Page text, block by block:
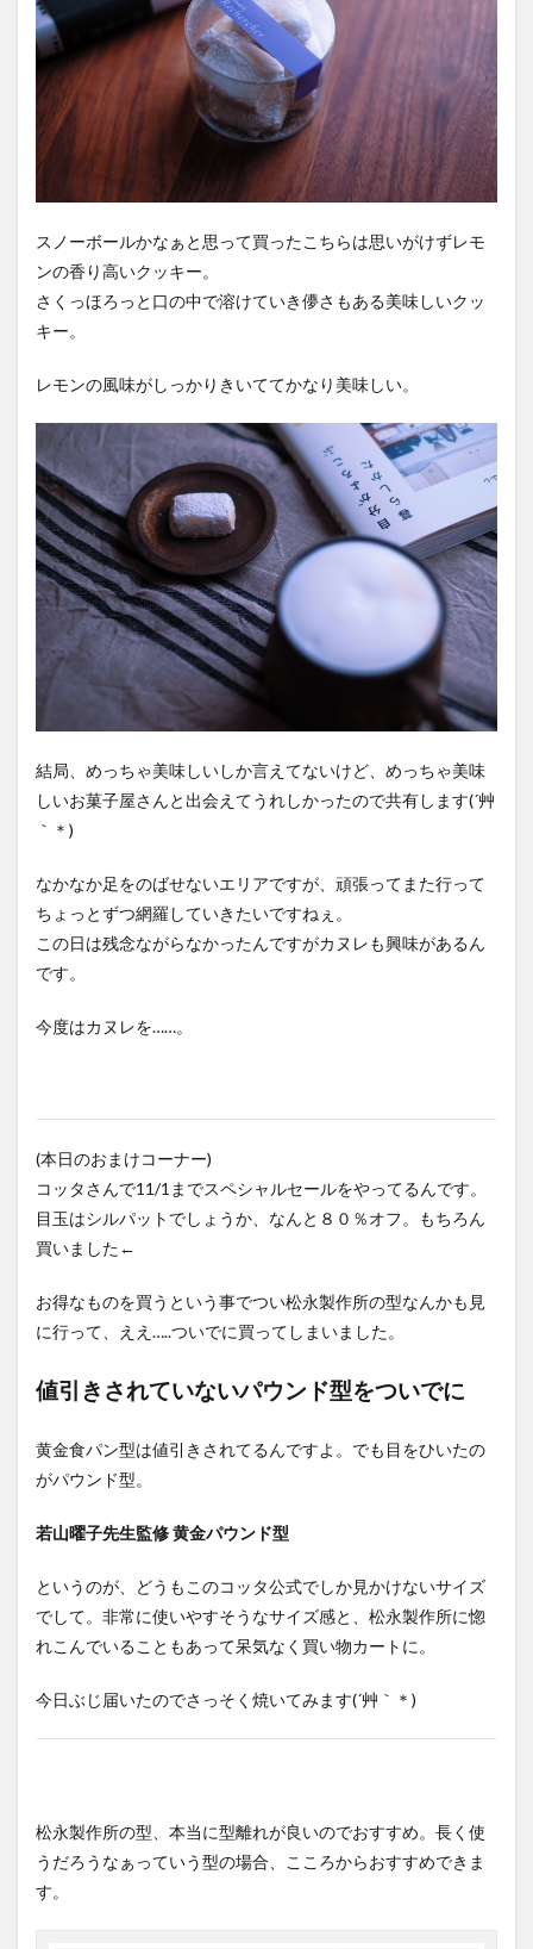
スノーボールかなぁと思って買ったこちらは思いがけずレモ
ンの香り高いクッキー。
さくっほろっと口の中で溶けていき儚さもある美味しいクッ
キー。
レモンの風味がしっかりきいててかなり美味しい。
結局、めっちゃ美味しいしか言えてないけど、めっちゃ美味
しいお菓子屋さんと出会えてうれしかったので共有します(´艸
｀＊)
なかなか足をのばせないエリアですが、頑張ってまた行って
ちょっとずつ網羅していきたいですねぇ。
この日は残念ながらなかったんですがカヌレも興味があるん
です。
今度はカヌレを……。
(本日のおまけコーナー)
コッタさんで11/1までスペシャルセールをやってるんです。
目玉はシルパットでしょうか、なんと８０％オフ。もちろん
買いました←
お得なものを買うという事でつい松永製作所の型なんかも見
に行って、ええ…..ついでに買ってしまいました。
値引きされていないパウンド型をついでに
黄金食パン型は値引きされてるんですよ。でも目をひいたの
がパウンド型。
若山曜子先生監修 黄金パウンド型
というのが、どうもこのコッタ公式でしか見かけないサイズ
でして。非常に使いやすそうなサイズ感と、松永製作所に惚
れこんでいることもあって呆気なく買い物カートに。
今日ぶじ届いたのでさっそく焼いてみます(´艸｀＊)
松永製作所の型、本当に型離れが良いのでおすすめ。長く使
うだろうなぁっていう型の場合、こころからおすすめできま
す。